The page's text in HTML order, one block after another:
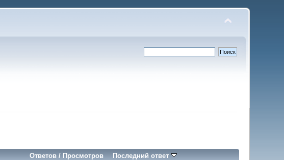
Ответов /Просмотров Последний ответ